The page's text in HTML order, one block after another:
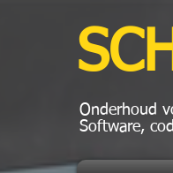
Onderhoud
Software,